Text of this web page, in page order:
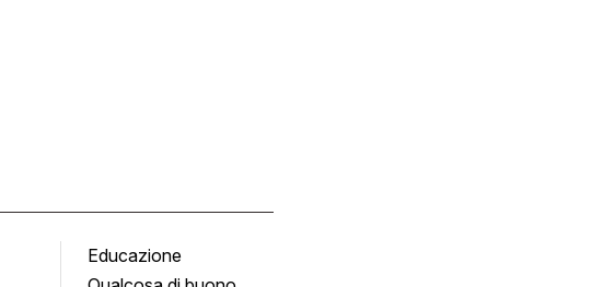
Educazione